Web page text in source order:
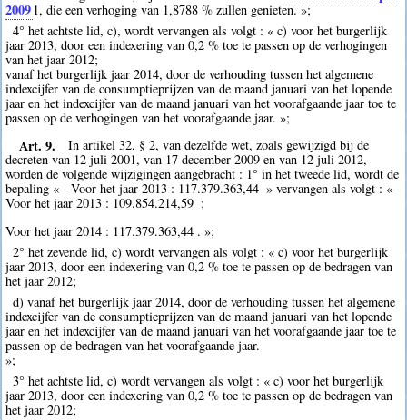
2009 1, die een verhoging van 1,8788 % zullen genieten. »;
4° het achtste lid, c), wordt vervangen als volgt : « c) voor het burgerlijk
jaar 2013, door een indexering van 0,2 % toe te passen op de verhogingen
van het jaar 2012;
vanaf het burgerlijk jaar 2014, door de verhouding tussen het algemene
indexcijfer van de consumptieprijzen van de maand januari van het lopende
jaar en het indexcijfer van de maand januari van het voorafgaande jaar toe te
passen op de verhogingen van het voorafgaande jaar. »;
Art. 9.
In artikel 32, § 2, van dezelfde wet, zoals gewijzigd bij de
decreten van 12 juli 2001, van 17 december 2009 en van 12 juli 2012,
worden de volgende wijzigingen aangebracht : 1° in het tweede lid, wordt de
bepaling « - Voor het jaar 2013 : 117.379.363,44  » vervangen als volgt : « -
Voor het jaar 2013 : 109.854.214,59  ;
Voor het jaar 2014 : 117.379.363,44 . »;
2° het zevende lid, c) wordt vervangen als volgt : « c) voor het burgerlijk
jaar 2013, door een indexering van 0,2 % toe te passen op de bedragen van
het jaar 2012;
d) vanaf het burgerlijk jaar 2014, door de verhouding tussen het algemene
indexcijfer van de consumptieprijzen van de maand januari van het lopende
jaar en het indexcijfer van de maand januari van het voorafgaande jaar toe te
passen op de bedragen van het voorafgaande jaar.
»;
3° het achtste lid, c) wordt vervangen als volgt : « c) voor het burgerlijk
jaar 2013, door een indexering van 0,2 % toe te passen op de bedragen van
het jaar 2012;